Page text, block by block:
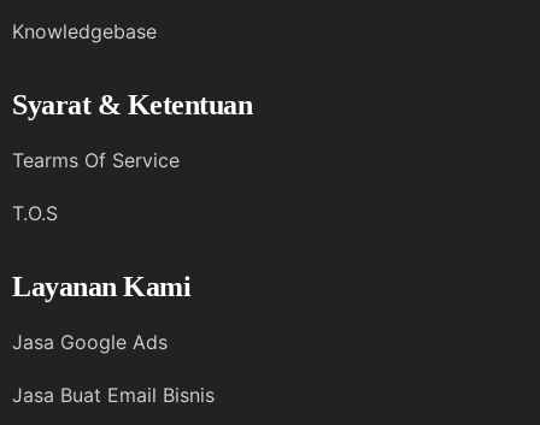
Knowledgebase
Syarat & Ketentuan
Tearms Of Service
T.O.S
Layanan Kami
Jasa Google Ads
Jasa Buat Email Bisnis